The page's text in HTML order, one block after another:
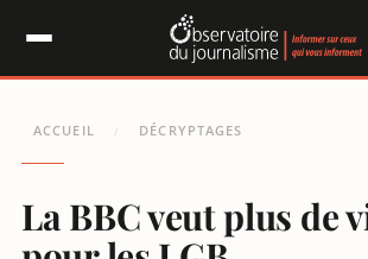
ACCUEIL / DÉCRYPTAGES
La BBC veut plus de
Panneau de gestion des cookies